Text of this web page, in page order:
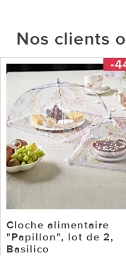
Nos clients
-
Cloche alimentaire
"Papillon", lot de 2,
Basilico